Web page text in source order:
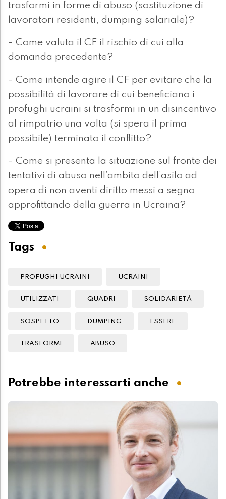
trasformi in forme di abuso (sostituzione di
lavoratori residenti, dumping salariale)?
- Come valuta il CF il rischio di cui alla
domanda precedente?
- Come intende agire il CF per evitare che la
possibilità di lavorare di cui beneficiano i
profughi ucraini si trasformi in un disincentivo
al rimpatrio una volta (si spera il prima
possibile) terminato il conflitto?
- Come si presenta la situazione sul fronte dei
tentativi di abuso nell’ambito dell’asilo ad
opera di non aventi diritto messi a segno
approfittando della guerra in Ucraina?
Tags
PROFUGHI UCRAINI UCRAINI
UTILIZZATI QUADRI SOLIDARIETÀ
SOSPETTO DUMPING ESSERE
TRASFORMI ABUSO
Potrebbe interessarti anche